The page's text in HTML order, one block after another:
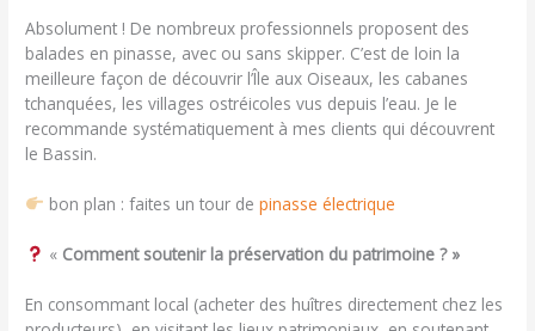
Absolument ! De nombreux professionnels proposent des
balades en pinasse, avec ou sans skipper. C’est de loin la
meilleure façon de découvrir l’Île aux Oiseaux, les cabanes
tchanquées, les villages ostréicoles vus depuis l’eau. Je le
recommande systématiquement à mes clients qui découvrent
le Bassin.
bon plan : faites un tour de pinasse électrique
« Comment soutenir la préservation du patrimoine ? »
En consommant local (acheter des huîtres directement chez les